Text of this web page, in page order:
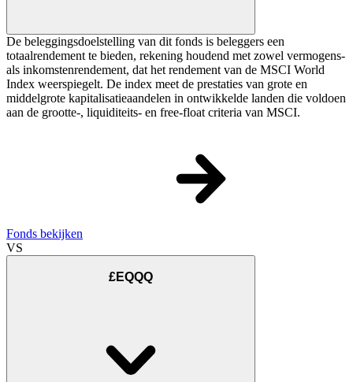
De beleggingsdoelstelling van dit fonds is beleggers een
totaalrendement te bieden, rekening houdend met zowel vermogens-
als inkomstenrendement, dat het rendement van de MSCI World
Index weerspiegelt. De index meet de prestaties van grote en
middelgrote kapitalisatieaandelen in ontwikkelde landen die voldoen
aan de grootte-, liquiditeits- en free-float criteria van MSCI.
Fonds bekijken
VS
£EQQQ